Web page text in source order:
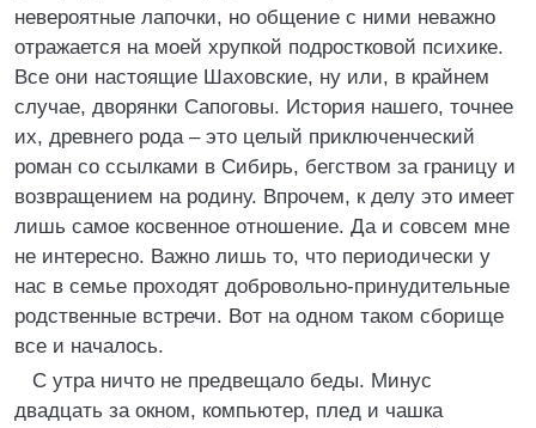
невероятные лапочки, но общение с ними неважно
отражается на моей хрупкой подростковой психике.
Все они настоящие Шаховские, ну или, в крайнем
случае, дворянки Сапоговы. История нашего, точнее
их, древнего рода – это целый приключенческий
роман со ссылками в Сибирь, бегством за границу и
возвращением на родину. Впрочем, к делу это имеет
лишь самое косвенное отношение. Да и совсем мне
не интересно. Важно лишь то, что периодически у
нас в семье проходят добровольно-принудительные
родственные встречи. Вот на одном таком сборище
все и началось.
С утра ничто не предвещало беды. Минус
двадцать за окном, компьютер, плед и чашка